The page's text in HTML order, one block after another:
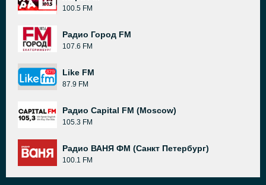
100.5 FM
Радио Город FM
107.6 FM
Like FM
87.9 FM
Радио Capital FM (Moscow)
105.3 FM
Радио ВАНЯ ФМ (Санкт Петербург)
100.1 FM